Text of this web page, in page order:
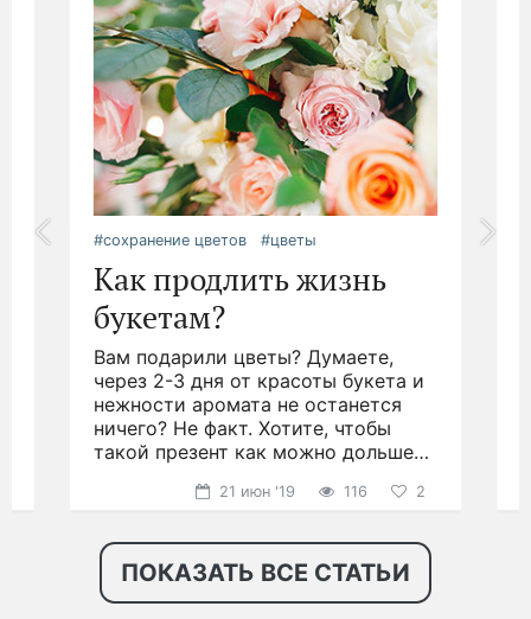
#сохранение цветов #цветы
Как продлить жизнь
букетам?
Вам подарили цветы? Думаете,
через 2-3 дня от красоты букета и
нежности аромата не останется
ничего? Не факт. Хотите, чтобы
такой презент как можно дольше
21 июн '19 116 2
ПОКАЗАТЬ ВСЕ СТАТЬИ